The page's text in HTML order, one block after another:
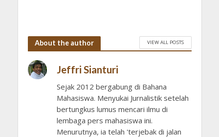
About the author VIEW ALL POSTS
Jeffri Sianturi
Sejak 2012 bergabung di Bahana
Mahasiswa. Menyukai Jurnalistik setelah
bertungkus lumus mencari ilmu di
lembaga pers mahasiswa ini.
Menurutnya, ia telah 'terjebak di jalan